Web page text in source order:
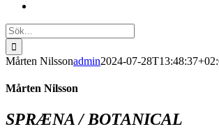
Sök
efter:
Mårten Nilssonadmin2024-07-
Mårten Nilsson
SPRÆNA / BOTANICAL